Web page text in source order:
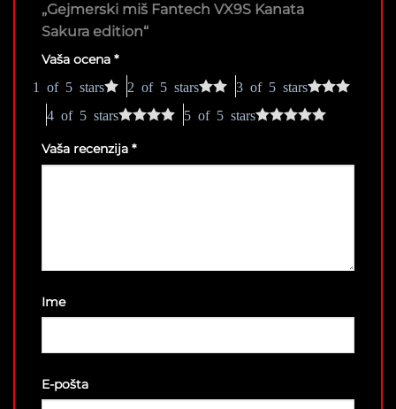
„Gejmerski miš Fantech VX9S Kanata
Sakura edition“
Vaša ocena *
1 of 5 stars 2 of 5 stars
3 of 5 stars
4 of 5 stars
5 of 5 stars
Vaša recenzija *
Ime
E-pošta